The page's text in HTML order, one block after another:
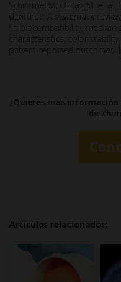
Schimmel M, Özcan M, et al.
dentures: A systematic
fit, biocompatibility,
characteristics, color
patient-reported outcomes.
¿Quieres más
de
Artículos relacionados: